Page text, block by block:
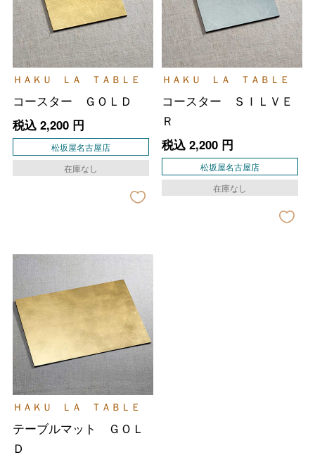
ＨＡＫＵ ＬＡ ＴＡＢＬＥ
コースター ＧＯＬＤ
税込 2,200円
松坂屋名古屋店
在庫なし
ＨＡＫＵ ＬＡ ＴＡＢＬＥ
コースター ＳＩＬＶＥ
Ｒ
税込 2,200円
松坂屋名古屋店
在庫なし
ＨＡＫＵ ＬＡ ＴＡＢＬＥ
テーブルマット ＧＯＬ
Ｄ
フード＆スイーツ
バレンタインチョコレート
ホワイトデー
母の日